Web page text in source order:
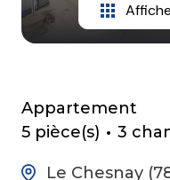
Appartement
5 pièce(s)
3
Le Chesnay